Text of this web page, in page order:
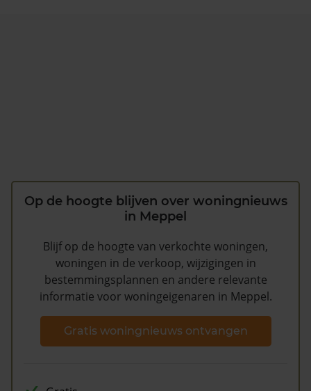
Op de hoogte blijven over woningnieuws
in Meppel
Blijf op de hoogte van verkochte woningen,
woningen in de verkoop, wijzigingen in
bestemmingsplannen en andere relevante
informatie voor woningeigenaren in Meppel.
Gratis woningnieuws ontvangen